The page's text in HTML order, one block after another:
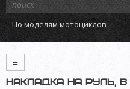
По моделям мотоциклов
≡
Накладка на руль,